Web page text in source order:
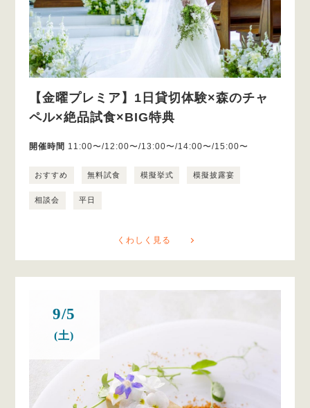
【金曜プレミア】1日貸切体験×森のチャ
ペル×絶品試食×BIG特典
開催時間 11:00〜/12:00〜/13:00〜/14:00〜/15:00〜
おすすめ 無料試食 模擬挙式 模擬披露宴
相談会 平日
くわしく見る
9/5
(土)